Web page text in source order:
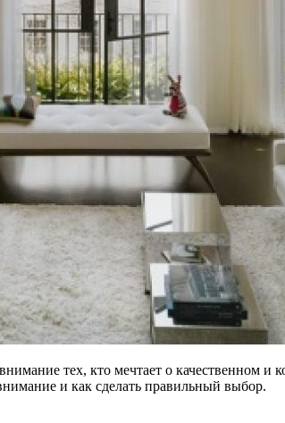
тех, кто мечтает о
и как сделать правильный выбор.